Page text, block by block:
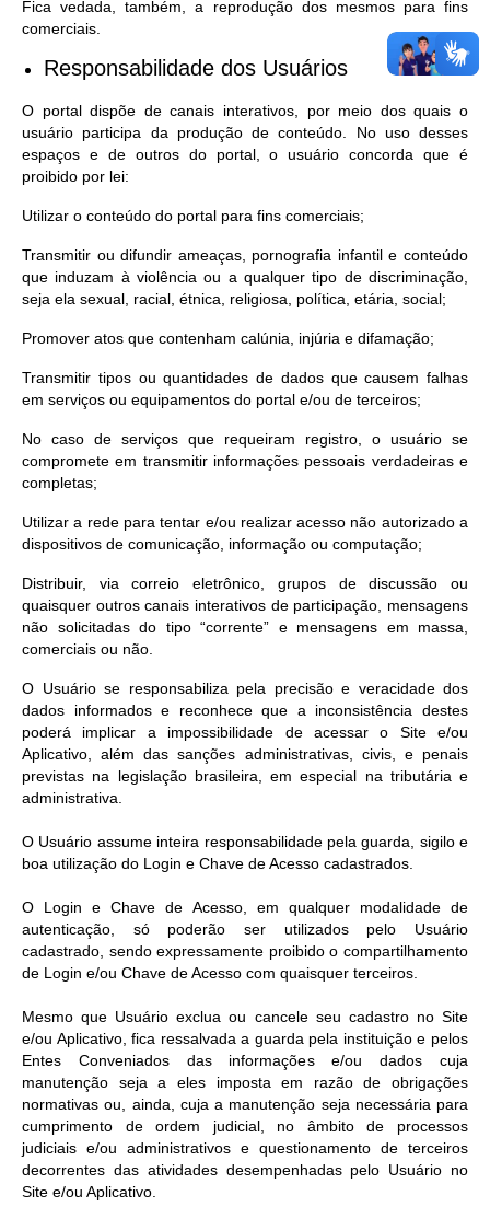
Fica vedada, também, a reprodução dos mesmos para fins
comerciais.
Responsabilidade dos Usuários
O portal dispõe de canais interativos, por meio dos quais o
usuário participa da produção de conteúdo. No uso desses
espaços e de outros do portal, o usuário concorda que é
proibido por lei:
Utilizar o conteúdo do portal para fins comerciais;
Transmitir ou difundir ameaças, pornografia infantil e conteúdo
que induzam à violência ou a qualquer tipo de discriminação,
seja ela sexual, racial, étnica, religiosa, política, etária, social;
Promover atos que contenham calúnia, injúria e difamação;
Transmitir tipos ou quantidades de dados que causem falhas
em serviços ou equipamentos do portal e/ou de terceiros;
No caso de serviços que requeiram registro, o usuário se
compromete em transmitir informações pessoais verdadeiras e
completas;
Utilizar a rede para tentar e/ou realizar acesso não autorizado a
dispositivos de comunicação, informação ou computação;
Distribuir, via correio eletrônico, grupos de discussão ou
quaisquer outros canais interativos de participação, mensagens
não solicitadas do tipo “corrente” e mensagens em massa,
comerciais ou não.
O Usuário se responsabiliza pela precisão e veracidade dos
dados informados e reconhece que a inconsistência destes
poderá implicar a impossibilidade de acessar o Site e/ou
Aplicativo, além das sanções administrativas, civis, e penais
previstas na legislação brasileira, em especial na tributária e
administrativa.
O Usuário assume inteira responsabilidade pela guarda, sigilo e
boa utilização do Login e Chave de Acesso cadastrados.
O Login e Chave de Acesso, em qualquer modalidade de
autenticação, só poderão ser utilizados pelo Usuário
cadastrado, sendo expressamente proibido o compartilhamento
de Login e/ou Chave de Acesso com quaisquer terceiros.
Mesmo que Usuário exclua ou cancele seu cadastro no Site
e/ou Aplicativo, fica ressalvada a guarda pela instituição e pelos
Entes Conveniados das informações e/ou dados cuja
manutenção seja a eles imposta em razão de obrigações
normativas ou, ainda, cuja a manutenção seja necessária para
cumprimento de ordem judicial, no âmbito de processos
judiciais e/ou administrativos e questionamento de terceiros
decorrentes das atividades desempenhadas pelo Usuário no
Site e/ou Aplicativo.